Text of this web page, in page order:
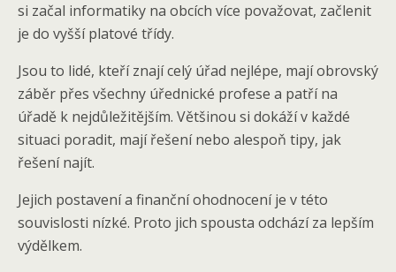
si začal informatiky na obcích více považovat, začlenit
je do vyšší platové třídy.
Jsou to lidé, kteří znají celý úřad nejlépe, mají obrovský
záběr přes všechny úřednické profese a patří na
úřadě k nejdůležitějším. Většinou si dokáží v každé
situaci poradit, mají řešení nebo alespoň tipy, jak
řešení najít.
Jejich postavení a finanční ohodnocení je v této
souvislosti nízké. Proto jich spousta odchází za lepším
výdělkem.